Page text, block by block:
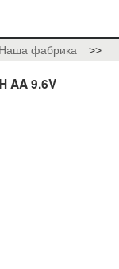
Наша фабрика >>
AA 9.6V